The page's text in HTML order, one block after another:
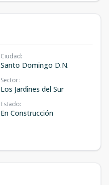
Ciudad:
Santo Domingo D.N.
Sector:
Los Jardines del Sur
Estado:
En Construcción